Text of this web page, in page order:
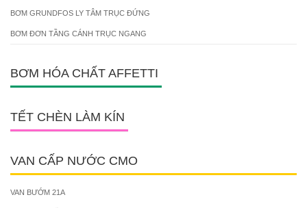
BƠM GRUNDFOS LY TÂM TRỤC ĐỨNG
BƠM ĐƠN TẦNG CÁNH TRỤC NGANG
BƠM HÓA CHẤT AFFETTI
TẾT CHÈN LÀM KÍN
VAN CẤP NƯỚC CMO
VAN BƯỚM 21A